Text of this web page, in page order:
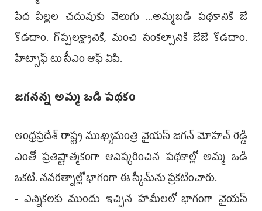
పేద పిల్లల చదువుకు వెలుగు ...అమ్మబడి పథకానికి జే
కొడదాం. గొప్పలక్ష్యానికి, మంచి సంకల్పానికి జేజే కొడదాం.
హేట్సాఫ్‌ టు సీఎం ఆఫ్‌ ఏపి.
జగనన్న అమ్మ ఒడి పథకం
ఆంధ్రప్రదేశ్ రాష్ట్ర ముఖ్యమంత్రి వైయస్ జగన్ మోహన్ రెడ్డి
ఎంతో ప్రతిష్టాత్మకంగా ఆవిష్కరించిన పథకాల్లో అమ్మ ఒడి
ఒకటి. నవరత్నాల్లో భాగంగా ఈ స్కీమ్‌ను ప్రకటించారు.
- ఎన్నికలకు ముందు ఇచ్చిన హామీలలో భాగంగా వైయస్